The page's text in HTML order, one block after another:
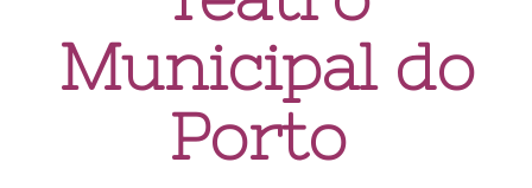
Municipal do
Porto